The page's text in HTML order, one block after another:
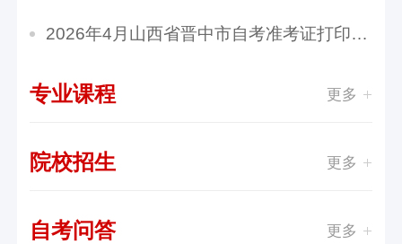
2026年4月山西省晋中市自考准考证打印时间：4月...
专业课程 更多
院校招生 更多
自考问答 更多